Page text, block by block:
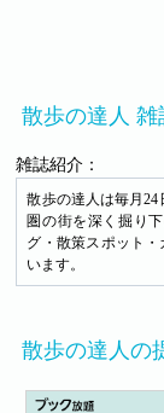
散歩の達人 雑
雑誌紹介：
散歩の達人は毎月
圏の街を深く掘り
グ・散策スポット
います。
散歩の達人の